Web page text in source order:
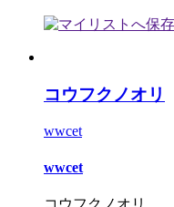
コウフクノオリ
wwcet
wwcet
コウフクノオリ